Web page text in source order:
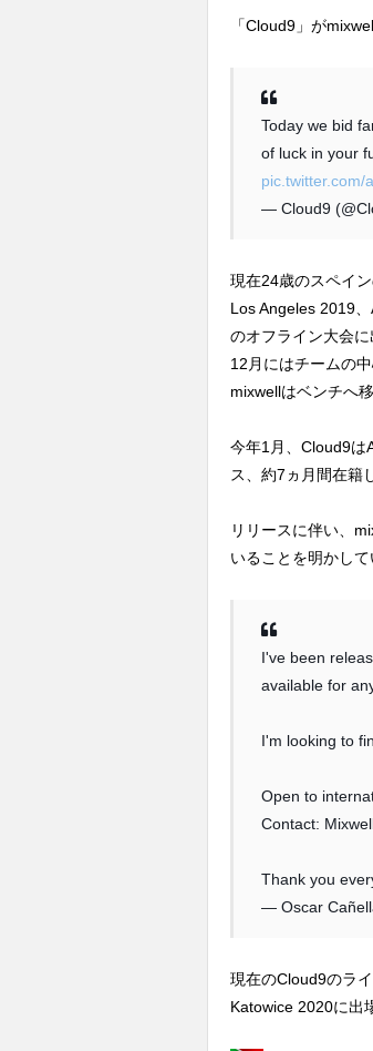
「Cloud9」が
Today we bid
of luck in your
pic.twitter.com/
— Cloud9
現在24歳のスペイ
Los Angeles 2019
のオフライン大会
12月にはチームの
mixwellはベンチへ
今年1月、Cloud9は
ス、約7ヵ月間在籍
リリースに伴い、
いることを明かして
I've been
available for
I'm looking to
Open to
Contact:
Thank you
— Oscar
現在のCloud9のラ
Katowice 2020に出